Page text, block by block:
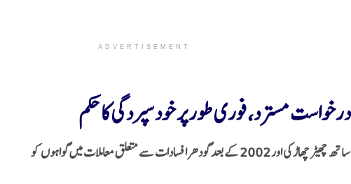
ADVERTISEMENT
درخواست مسترد، فوری طور پر خودسپردگی کا حکم
تیستا پر الزام ہے کہ انہوں نے مبینہ طور پر ثبوتوں کے ساتھ چھیڑ چھاڑ کی اور 2002 کے بعد گودھرا فسادات سے متعلق معاملات میں گواہوں کو